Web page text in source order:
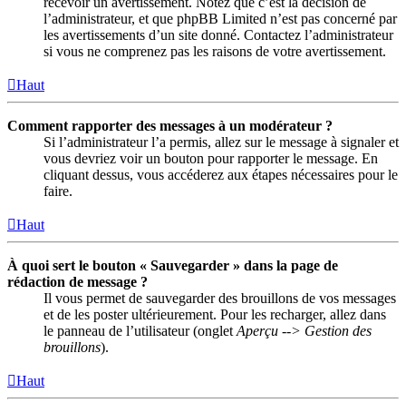
l’administrateur, et que phpBB Limited n’est pas concerné par
les avertissements d’un site donné. Contactez l’administrateur
si vous ne comprenez pas les raisons de votre avertissement.
Haut
Comment rapporter des messages à un modérateur ?
Si l’administrateur l’a permis, allez sur le message à signaler et
vous devriez voir un bouton pour rapporter le message. En
cliquant dessus, vous accéderez aux étapes nécessaires pour le
faire.
Haut
À quoi sert le bouton « Sauvegarder » dans la page de
rédaction de message ?
Il vous permet de sauvegarder des brouillons de vos messages
et de les poster ultérieurement. Pour les recharger, allez dans
le panneau de l’utilisateur (onglet Aperçu --> Gestion des
brouillons).
Haut